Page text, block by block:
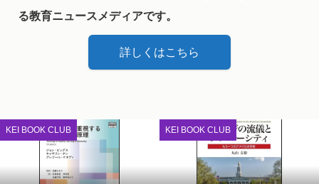
る教育ニュースメディアです。
詳しくはこちら
KEI BOOK CLUB KEI BOOK CLUB